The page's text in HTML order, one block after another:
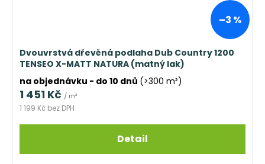
–3 %
Dvouvrstvá dřevěná podlaha Dub Country 1200
TENSEO X-MATT NATURA (matný lak)
na objednávku - do 10 dnů (>300 m²)
1 199 Kč bez DPH
1 451 Kč / m²
Detail